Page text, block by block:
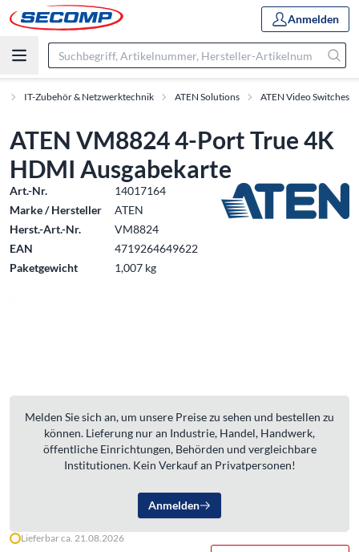
Anmelden
IT-Zubehör & Netzwerktechnik ATEN Solutions ATEN Video Switches
ATEN VM8824 4-Port True 4K
HDMI Ausgabekarte
Art.-Nr.
14017164
Marke / Hersteller
ATEN
Herst.-Art.-Nr.
VM8824
EAN
4719264649622
Paketgewicht
1,007 kg
Melden Sie sich an, um unsere Preise zu sehen und bestellen zu
können. Lieferung nur an Industrie, Handel, Handwerk,
öffentliche Einrichtungen, Behörden und vergleichbare
Institutionen. Kein Verkauf an Privatpersonen!
Anmelden
Lieferbar ca. 21.08.2026